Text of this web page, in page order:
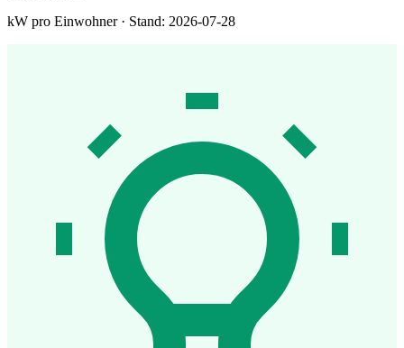
kW pro Einwohner · Stand: 2026-07-28